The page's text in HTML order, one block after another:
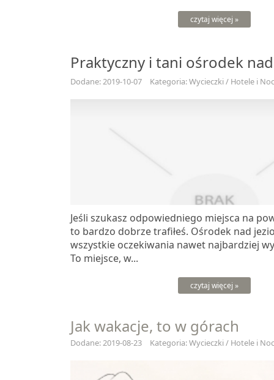
czytaj więcej »
Praktyczny i tani ośrodek
Dodane: 2019-10-07 Kategoria: Wycieczki / Hotele i
Jeśli szukasz odpowiedniego miejsca na
to bardzo dobrze trafiłeś. Ośrodek nad
wszystkie oczekiwania nawet najbardziej
To miejsce, w...
czytaj więcej »
Jak wakacje, to w górach
Dodane: 2019-08-23 Kategoria: Wycieczki / Hotele i